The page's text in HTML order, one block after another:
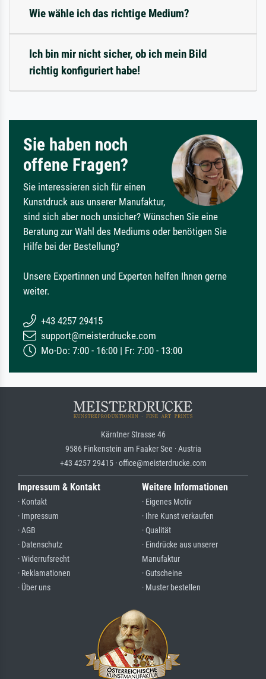
Wie wähle ich das richtige Medium?
Ich bin mir nicht sicher, ob ich mein Bild
richtig konfiguriert habe!
Sie haben noch
offene Fragen?
Sie interessieren sich für einen
Kunstdruck aus unserer Manufaktur,
sind sich aber noch unsicher? Wünschen Sie eine
Beratung zur Wahl des Mediums oder benötigen Sie
Hilfe bei der Bestellung?
Unsere Expertinnen und Experten helfen Ihnen gerne
weiter.
+43 4257 29415
support@meisterdrucke.com
Mo-Do: 7:00 - 16:00 | Fr: 7:00 - 13:00
Kärntner Strasse 46
9586 Finkenstein am Faaker See · Austria
+43 4257 29415 · office@meisterdrucke.com
Impressum & Kontakt
· Kontakt
· Impressum
· AGB
· Datenschutz
· Widerrufsrecht
· Reklamationen
· Über uns
Weitere Informationen
· Eigenes Motiv
· Ihre Kunst verkaufen
· Qualität
· Eindrücke aus unserer
Manufaktur
· Gutscheine
· Muster bestellen